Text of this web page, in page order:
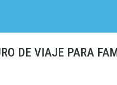
DE VIAJE PARA